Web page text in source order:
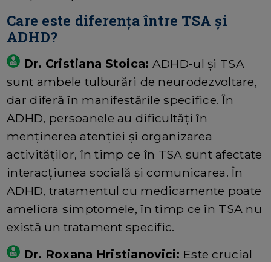
Care este diferența între TSA și
ADHD?
Dr. Cristiana Stoica: ADHD-ul și TSA
sunt ambele tulburări de neurodezvoltare,
dar diferă în manifestările specifice. În
ADHD, persoanele au dificultăți în
menținerea atenției și organizarea
activităților, în timp ce în TSA sunt afectate
interacțiunea socială și comunicarea. În
ADHD, tratamentul cu medicamente poate
ameliora simptomele, în timp ce în TSA nu
există un tratament specific.
Dr. Roxana Hristianovici: Este crucial